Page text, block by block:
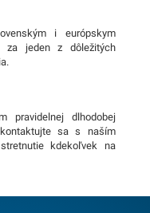
i európskym
za jeden z dôležitých
pravidelnej dlhodobej
sa s naším
kdekoľvek na